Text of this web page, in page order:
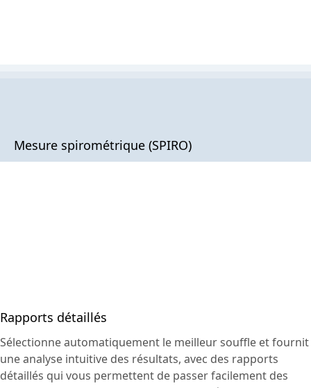
Mesure spirométrique (SPIRO)
Rapports détaillés
Sélectionne automatiquement le meilleur souffle et fournit
une analyse intuitive des résultats, avec des rapports
détaillés qui vous permettent de passer facilement des